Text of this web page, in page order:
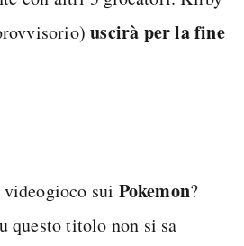
uscirà per la fine
videogioco sui Pokemon?
questo titolo non si sa